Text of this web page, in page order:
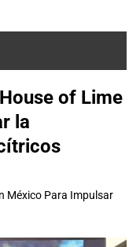
of Lime
la
México Para Impulsar